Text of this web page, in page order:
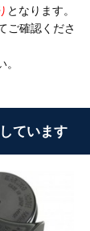
となります。
ご確認くださ
ています